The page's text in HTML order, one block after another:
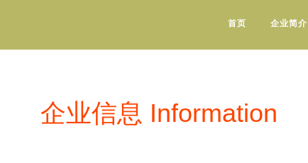
首页 企业简介
企业信息 Information